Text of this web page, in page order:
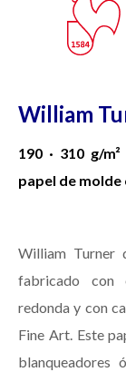
William
190 · 310 g/
papel de
William Turner
fabricado con
redonda y con
Fine Art. Este
blanqueadores